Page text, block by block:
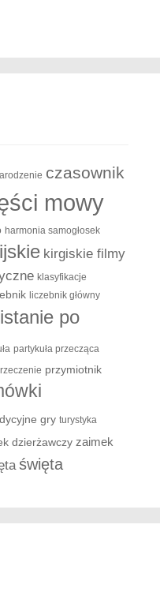
czasownik
mowy
harmonia samogłosek
kirgiskie filmy
klasyfikacje
liczebnik główny
po
partykuła przecząca
przymiotnik
gry turystyka
dzierżawczy zaimek
święta